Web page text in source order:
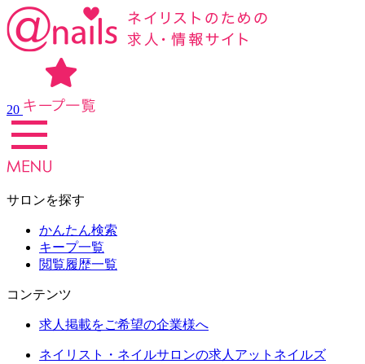
20
サロンを探す
かんたん検索
キープ一覧
閲覧履歴一覧
コンテンツ
求人掲載をご希望の企業様へ
ネイリスト・ネイルサロンの求人アットネイルズ